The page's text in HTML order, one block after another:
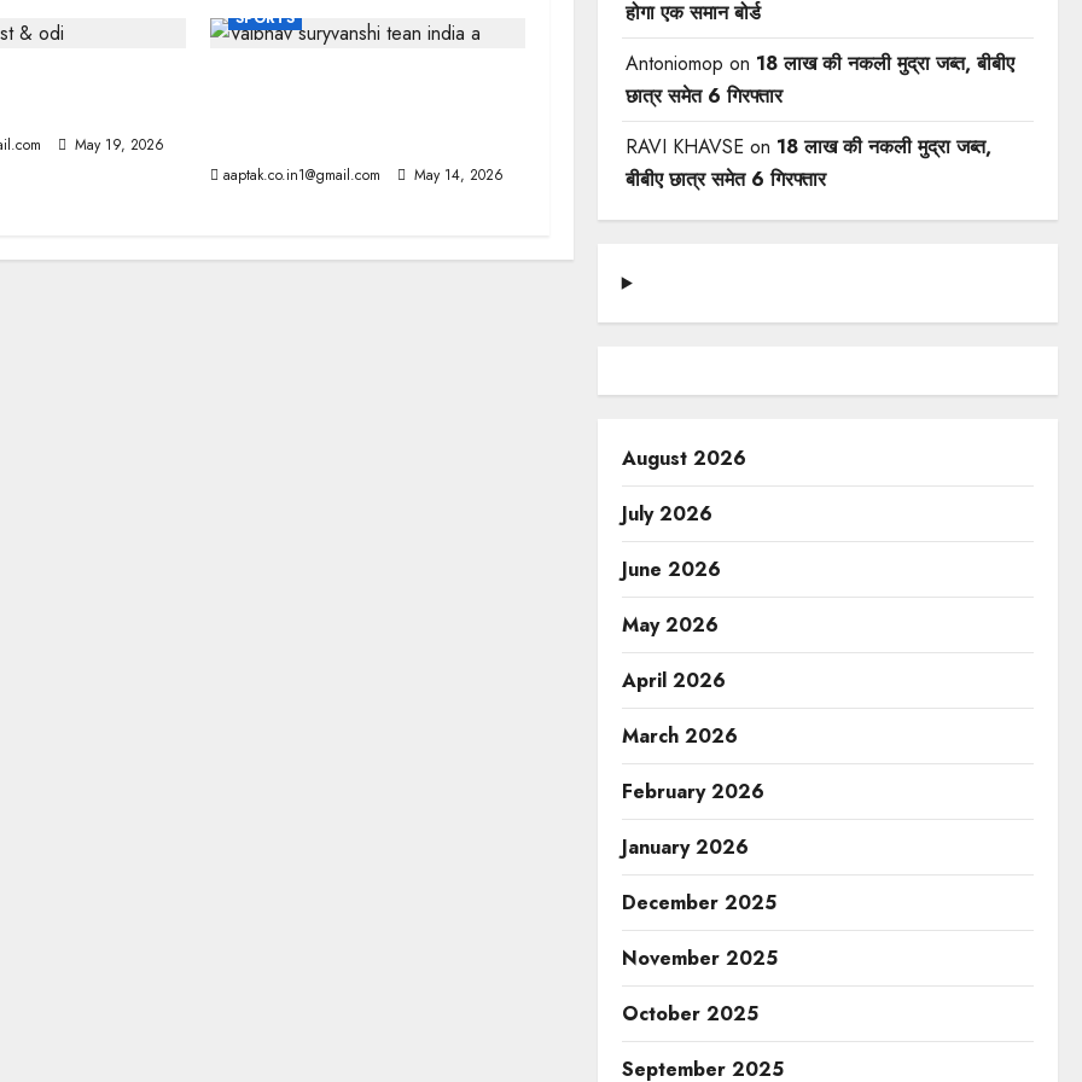
May 19, 2026
SPORTS
aaptak.co.in1@gmail.com May 14, 2026
होगा एक समान बोर्ड
Antoniomop on 18 लाख की नकली मुद्रा जब्त, बीबीए
छात्र समेत 6 गिरफ्तार
RAVI KHAVSEon 18 लाख की नकली मुद्रा जब्त,
बीबीए छात्र समेत 6 गिरफ्तार
August 2026
July 2026
June 2026
May 2026
April 2026
March 2026
February 2026
January 2026
December 2025
November 2025
October 2025
September 2025